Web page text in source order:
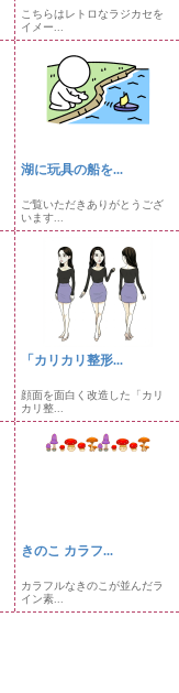
こちらはレトロなラジカセを
イメー...
湖に玩具の船を...
ご覧いただきありがとうござ
います...
「カリカリ整形...
顔面を面白く改造した「カリ
カリ整...
きのこ カラフ...
カラフルなきのこが並んだラ
イン素...